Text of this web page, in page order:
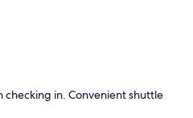
in. Convenient shuttle